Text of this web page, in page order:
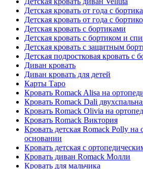
Детская кровать от года с
Детская кровать от года с
Детская кровать с бортиками
Детская кровать с бортиком и
Детская кровать с защитным
Детская подростковая кровать с
Диван кровать
Диван кровать для детей
Карты Таро
Кровать Romack Alisa на
Кровать Romack Dali
Кровать Romack Olivia на
Кровать Romack Виктория
Кровать детская Romack Polly на
основании
Кровать детская с
Кровать диван Romack Молли
Кровать для мальчика